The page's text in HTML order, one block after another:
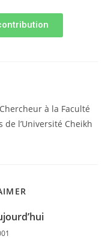
à la Faculté
l’Université Cheikh